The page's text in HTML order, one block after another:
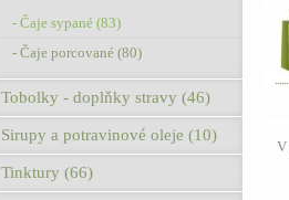
- Čaje sypané (83)
- Čaje porcované (80)
Tobolky - doplňky stravy (46)
Sirupy a potravinové oleje (10)
Tinktury (66)
V